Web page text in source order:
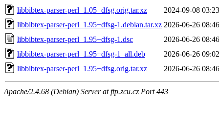
libbibtex-parser-perl_1.05+dfsg.orig.tar.xz
2024-09-08 03:23
libbibtex-parser-perl_1.95+dfsg-1.debian.tar.xz 2026-06-26 08:46
libbibtex-parser-perl_1.95+dfsg-1.dsc
2026-06-26 08:46
libbibtex-parser-perl_1.95+dfsg-1_all.deb
2026-06-26 09:02
libbibtex-parser-perl_1.95+dfsg.orig.tar.xz
2026-06-26 08:46
Apache/2.4.68 (Debian) Server at ftp.zcu.cz Port 443